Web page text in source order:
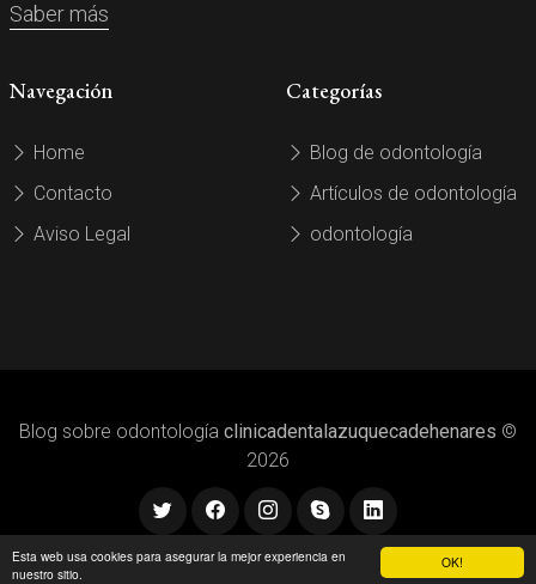
OK!
Esta web usa cookies para asegurar la mejor experiencia en
nuestro sitio.
Saber más
Navegación
Home
Contacto
Aviso Legal
Categorías
Blog de odontología
Artículos de odontología
odontología
Blog sobre odontología clinicadentalazuquecadehenares ©
2026